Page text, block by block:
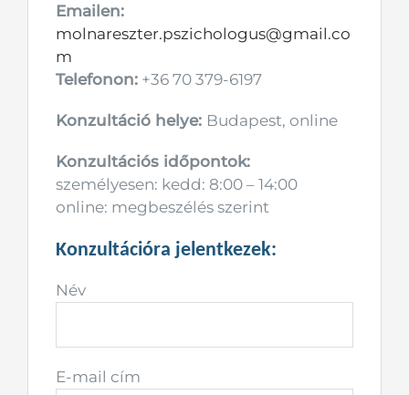
Emailen:
molnareszter.pszichologus@gmail.co
m
Telefonon:+36 70 379-6197
Konzultáció helye: Budapest, online
Konzultációs időpontok:
személyesen: kedd: 8:00 – 14:00
online: megbeszélés szerint
Konzultációra jelentkezek:
Név
E-mail cím